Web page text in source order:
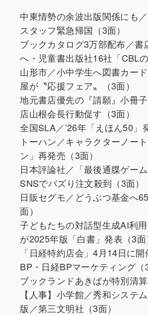
中東情勢の余波出版関係にも
スタッフ緊急帰国（3面）
ブックカタログ3万部配布／書
へ・児童書出版社16社「CBLの
山形市／小中学生へ図書カー
屋が〝応援フェア〟（3面）
地元書店優先の『請願』小冊
店山根会長行動促す（3面）
全国SLA／’26年「えほん50」
トーハン／キャラクターノー
ン」再発売（3面）
日本評論社／「最後通牒ゲー
SNSでバズり注文殺到（3面）
日販セグモ／どうぶつ基金へ
面）
子どもたちの対話型生成AI利
が2025年版「白書」発表（3面
「日経特約店会」4月14日に
BP・日経BPマーケティング（3
ブックランドあきばが特別清算
【人事】小学館／秀和システ
版／第三文明社（3面）